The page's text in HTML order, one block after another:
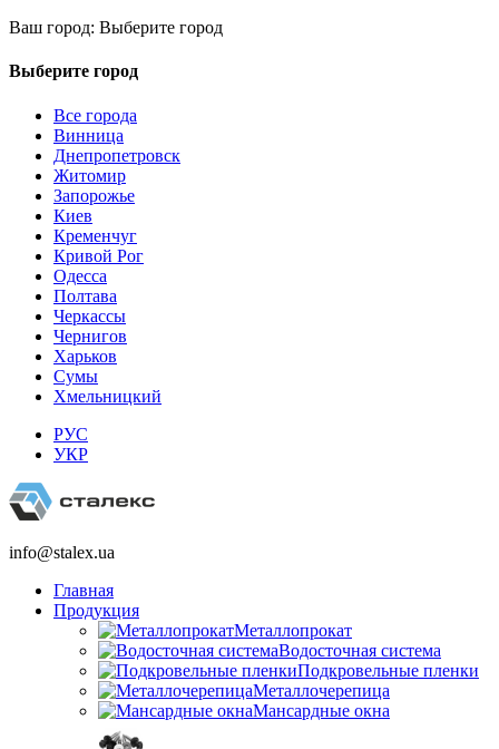
Ваш город: Выберите город
Выберите город
Все города
Винница
Днепропетровск
Житомир
Запорожье
Киев
Кременчуг
Кривой Рог
Одесса
Полтава
Черкассы
Чернигов
Харьков
Сумы
Хмельницкий
РУС
УКР
info@stalex.ua
Главная
Продукция
Металлопрокат
Водосточная система
Подкровельные пленки
Металлочерепица
Мансардные окна